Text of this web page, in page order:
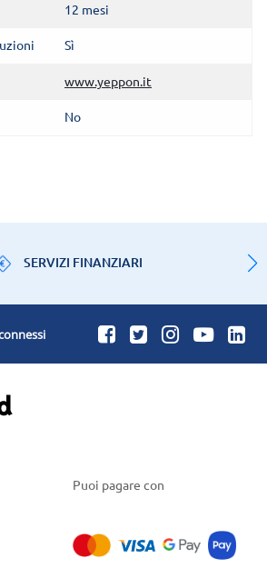
12 mesi
Sì
www.yeppon.it
No
SERVIZI FINANZIARI
Puoi pagare con